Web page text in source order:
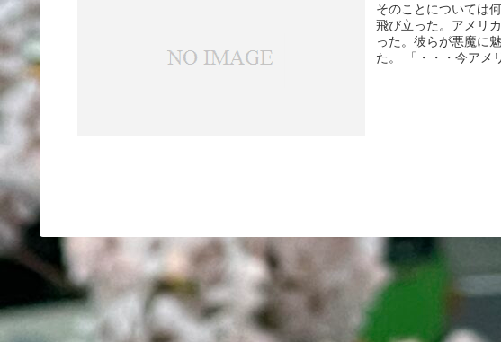
そのことについては
飛び立った。アメリ
った。彼らが悪魔に
た。 「・・・今アメ